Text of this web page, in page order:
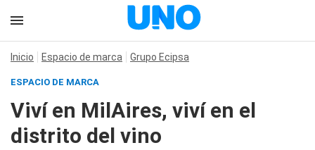
Inicio Espacio de marca Grupo Ecipsa
ESPACIO DE MARCA
Viví en MilAires, viví en el
distrito del vino